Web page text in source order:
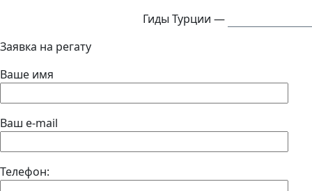
Гиды Турции —
Заявка на регату
Ваше имя
Ваш e-mail
Телефон: